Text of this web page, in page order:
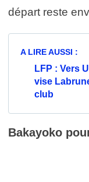
départ reste
A LIRE AUSSI :
LFP : Vers
vise
club
Bakayoko